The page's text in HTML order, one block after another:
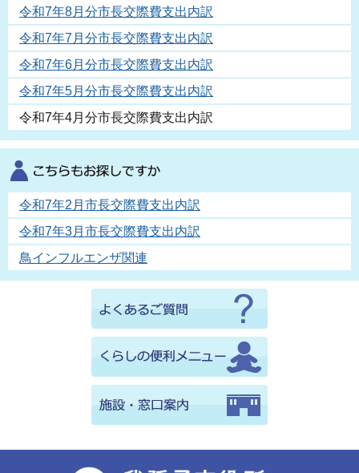
令和7年8月分市長交際費支出内訳
令和7年7月分市長交際費支出内訳
令和7年6月分市長交際費支出内訳
令和7年5月分市長交際費支出内訳
令和7年4月分市長交際費支出内訳
令和7年2月市長交際費支出内訳
令和7年3月市長交際費支出内訳
鳥インフルエンザ関連